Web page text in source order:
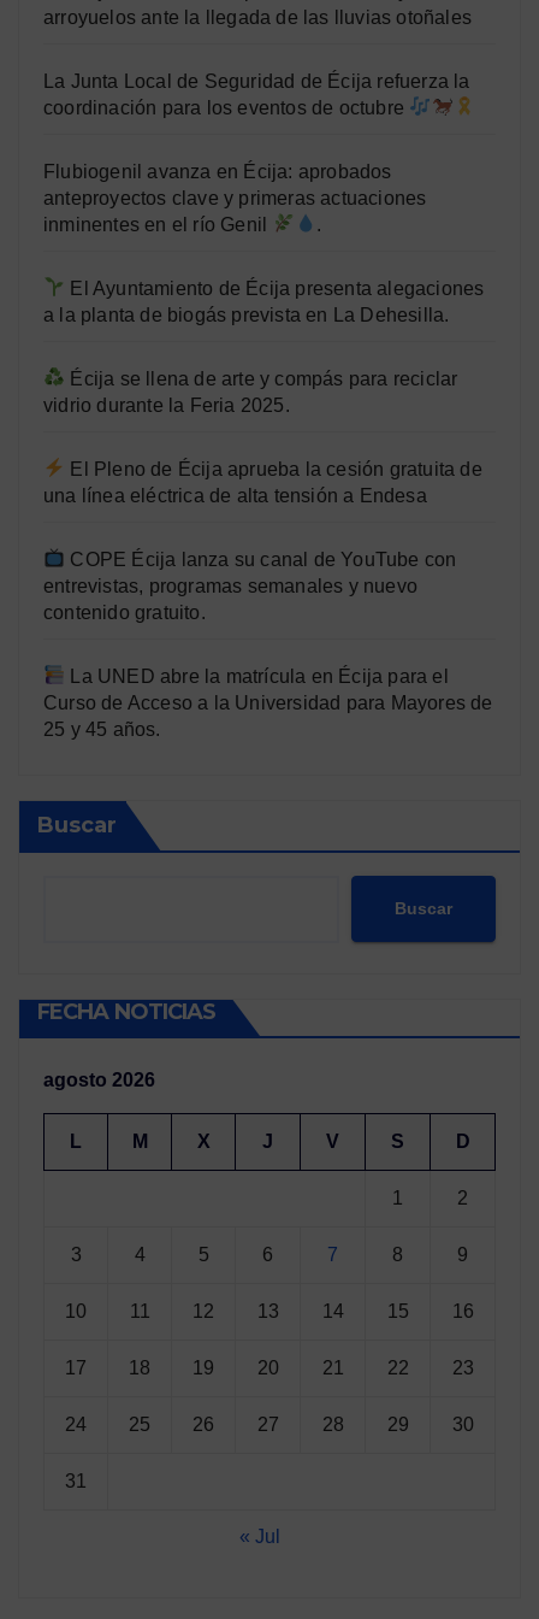
arroyuelos ante la llegada de las lluvias otoñales
La Junta Local de Seguridad de Écija refuerza la
coordinación para los eventos de octubre
Flubiogenil avanza en Écija: aprobados
anteproyectos clave y primeras actuaciones
inminentes en el río Genil
.
El Ayuntamiento de Écija presenta alegaciones
a la planta de biogás prevista en La Dehesilla.
Écija se llena de arte y compás para reciclar
vidrio durante la Feria 2025.
El Pleno de Écija aprueba la cesión gratuita de
una línea eléctrica de alta tensión a Endesa
COPE Écija lanza su canal de YouTube con
entrevistas, programas semanales y nuevo
contenido gratuito.
La UNED abre la matrícula en Écija para el
Curso de Acceso a la Universidad para Mayores de
25 y 45 años.
Buscar
Buscar
FECHA NOTICIAS
agosto 2026
L M X J V S D
1 2
3 4 5 6 7 8 9
10 11 12 13 14 15 16
17 18 19 20 21 22 23
24 25 26 27 28 29 30
31
« Jul